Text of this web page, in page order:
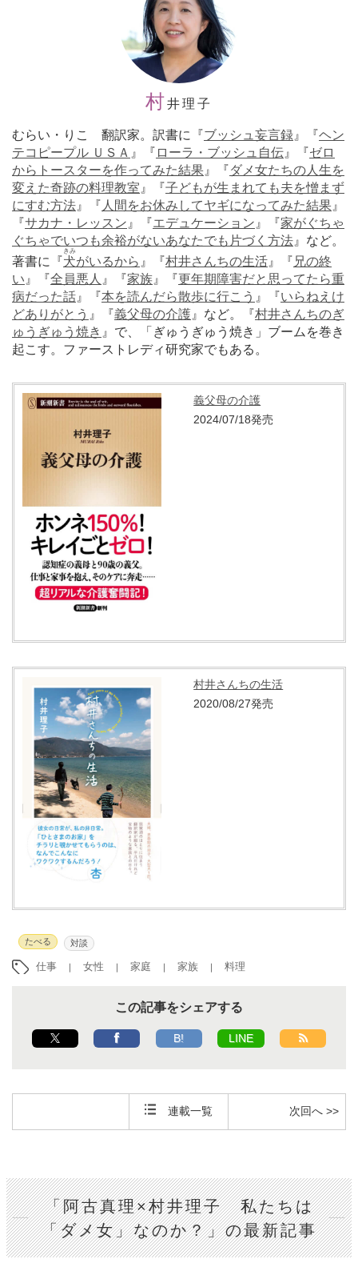
村井理子
むらい・りこ 翻訳家。訳書に『ブッシュ妄言録 』『ヘン
テコピープル ＵＳＡ 』『 ローラ・ブッシュ自伝 』『ゼロ
からトースターを作ってみた結果 』『ダメ女たちの人生を
変えた奇跡の料理教室 』『子どもが生まれても夫を憎まず
にすむ方法 』『 人間をお休みしてヤギになってみた結果 』
『サカナ・レッスン 』『エデュケーション 』『家がぐちゃ
ぐちゃでいつも余裕がないあなたでも片づく方法 』など。
著書に『犬
きみ
がいるから 』『村井さんちの生活 』『 兄の終
い 』『全員悪人 』『家族 』『更年期障害だと思ってたら重
病だった話 』『本を読んだら散歩に行こう 』『いらねえけ
どありがとう 』『義父母の介護 』など。『村井さんちのぎ
ゅうぎゅう焼き 』で、「ぎゅうぎゅう焼き」ブームを巻き
起こす。ファーストレディ研究家でもある。
義父母の介護
2024/07/18発売
村井さんちの生活
2020/08/27発売
たべる 対談
仕事 女性 家庭 家族 料理
この記事をシェアする
B! LINE
連載一覧 次回へ >>
「阿古真理×村井理子 私たちは
「ダメ女」なのか？」の最新記事